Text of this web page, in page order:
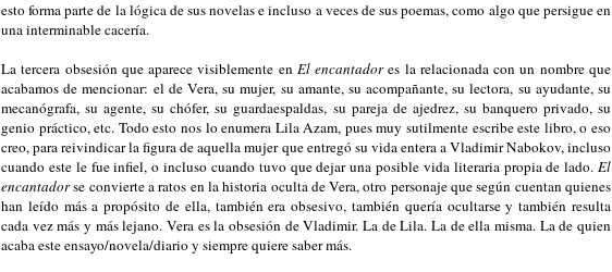
esto forma parte de la lógica de sus novelas e incluso a veces de sus poemas, como algo que persigue en
una interminable cacería.
La tercera obsesión que aparece visiblemente en El encantadores la relacionada con un nombre que
acabamos de mencionar: el de Vera, su mujer, su amante, su acompañante, su lectora, su ayudante, su
mecanógrafa, su agente, su chófer, su guardaespaldas, su pareja de ajedrez, su banquero privado, su
genio práctico, etc. Todo esto nos lo enumera Lila Azam, pues muy sutilmente escribe este libro, o eso
creo, para reivindicar la figura de aquella mujer que entregó su vida entera a Vladimir Nabokov, incluso
cuando este le fue infiel, o incluso cuando tuvo que dejar una posible vida literaria propia de lado. El
encantadorse convierte a ratos en la historia oculta de Vera, otro personaje que según cuentan quienes
han leído más a propósito de ella, también era obsesivo, también quería ocultarse y también resulta
cada vez más y más lejano. Vera es la obsesión de Vladimir. La de Lila. La de ella misma. La de quien
acaba este ensayo/novela/diario y siempre quiere saber más.